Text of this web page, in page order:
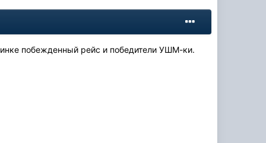
побежденный рейс и победители УШМ-ки.